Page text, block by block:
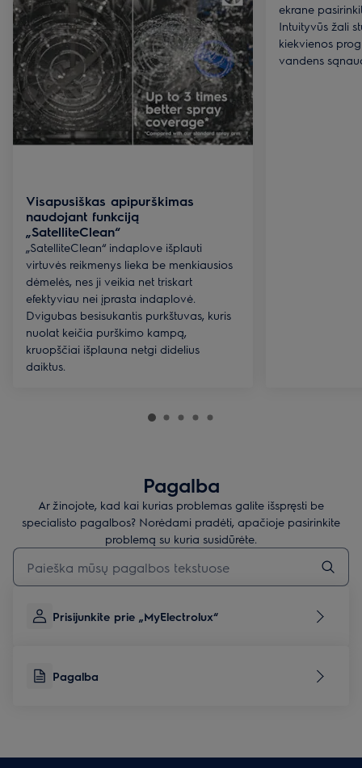
Visapusiškas apipurškimas
naudojant funkciją
„SatelliteClean“
„SatelliteClean“ indaplove išplauti
virtuvės reikmenys lieka be menkiausios
dėmelės, nes ji veikia net triskart
efektyviau nei įprasta indaplovė.
Dvigubas besisukantis purkštuvas, kuris
nuolat keičia purškimo kampą,
kruopščiai išplauna netgi didelius
daiktus.
ekrane
Intuityvūs žali
kiekvienos
vandens
Pagalba
Ar žinojote, kad kai kurias problemas galite išspręsti be
specialisto pagalbos? Norėdami pradėti, apačioje pasirinkite
problemą su kuria susidūrėte.
Įveskite tekstą, jei norite ieškoti pagalbinių straipsnių
Prisijunkite prie „MyElectrolux“
Pagalba